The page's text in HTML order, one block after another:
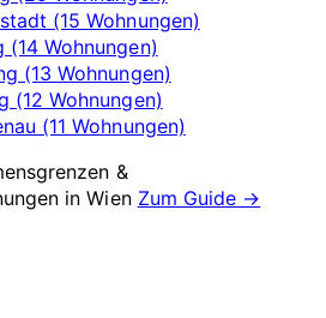
(15 Wohnungen)
(14 Wohnungen)
(13 Wohnungen)
(12 Wohnungen)
(11 Wohnungen)
&
inWien Zum Guide →